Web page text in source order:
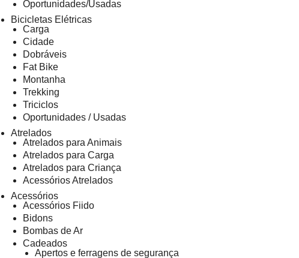
Oportunidades/Usadas
Bicicletas Elétricas
Carga
Cidade
Dobráveis
Fat Bike
Montanha
Trekking
Triciclos
Oportunidades / Usadas
Atrelados
Atrelados para Animais
Atrelados para Carga
Atrelados para Criança
Acessórios Atrelados
Acessórios
Acessórios Fiido
Bidons
Bombas de Ar
Cadeados
Apertos e ferragens de segurança